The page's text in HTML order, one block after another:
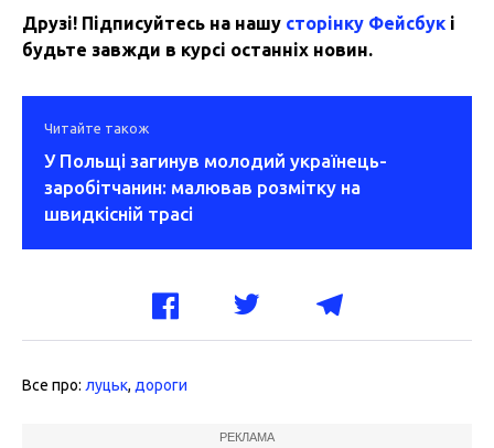
Друзі! Підписуйтесь на нашу сторінку Фейсбук і
будьте завжди в курсі останніх новин.
Читайте також
У Польщі загинув молодий українець-
заробітчанин: малював розмітку на
швидкісній трасі
Все про: луцьк, дороги
РЕКЛАМА